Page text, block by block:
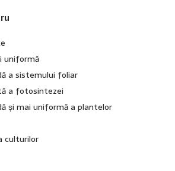
uniformă
a sistemului foliar
a fotosintezei
și mai uniformă a plantelor
culturilor